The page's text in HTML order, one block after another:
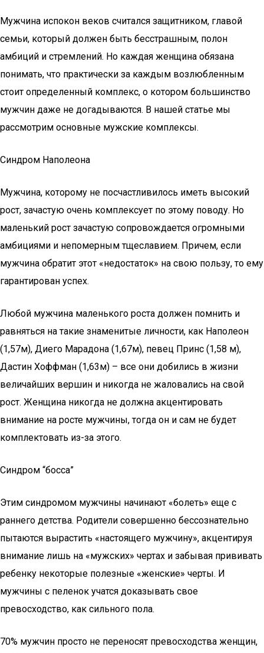
Мужчина испокон веков считался защитником, главой
семьи, который должен быть бесстрашным, полон
амбиций и стремлений. Но каждая женщина обязана
понимать, что практически за каждым возлюбленным
стоит определенный комплекс, о котором большинство
мужчин даже не догадываются. В нашей статье мы
рассмотрим основные мужские комплексы.
Синдром Наполеона
Мужчина, которому не посчастливилось иметь высокий
рост, зачастую очень комплексует по этому поводу. Но
маленький рост зачастую сопровождается огромными
амбициями и непомерным тщеславием. Причем, если
мужчина обратит этот «недостаток» на свою пользу, то ему
гарантирован успех.
Любой мужчина маленького роста должен помнить и
равняться на такие знаменитые личности, как Наполеон
(1,57м), Диего Марадона (1,67м), певец Принс (1,58 м),
Дастин Хоффман (1,63м) – все они добились в жизни
величайших вершин и никогда не жаловались на свой
рост. Женщина никогда не должна акцентировать
внимание на росте мужчины, тогда он и сам не будет
комплектовать из-за этого.
Синдром “босса”
Этим синдромом мужчины начинают «болеть» еще с
раннего детства. Родители совершенно бессознательно
пытаются вырастить «настоящего мужчину», акцентируя
внимание лишь на «мужских» чертах и забывая прививать
ребенку некоторые полезные «женские» черты. И
мужчины с пеленок учатся доказывать свое
превосходство, как сильного пола.
70% мужчин просто не переносят превосходства женщин,